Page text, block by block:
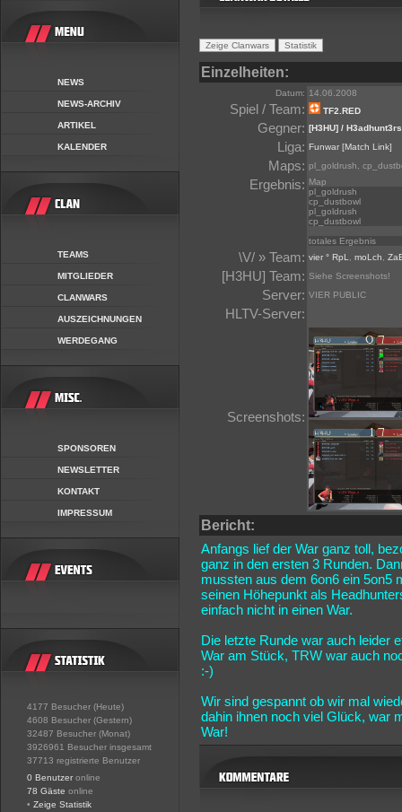
NEWS
NEWS-ARCHIV
ARTIKEL
KALENDER
TEAMS
MITGLIEDER
CLANWARS
AUSZEICHNUNGEN
WERDEGANG
SPONSOREN
NEWSLETTER
KONTAKT
IMPRESSUM
4177 Besucher (Heute)
4608 Besucher (Gestern)
32487 Besucher (Monat)
3926961 Besucher insgesamt
37713 registrierte Benutzer
0 Benutzer online
78 Gäste online
• Zeige Statistik
Einzelheiten:
Datum: 14.06.2008
Spiel / Team: TF2.RED
Gegner: [H3HU] / H3adhunt3rs
Liga: Funwar [Match Link]
Maps: pl_goldrush,
Ergebnis: Map
pl_goldrush
cp_dustbowl
pl_goldrush
cp_dustbowl
totales Ergebnis
\V/ » Team: vier ° RpL moLch
[H3HU] Team: Siehe Screenshots!
Server: VIER PUBLIC
HLTV-Server:
Screenshots:
Bericht:
Anfangs lief der War ganz toll,
ganz in den ersten 3 Runden.
mussten aus dem 6on6 ein 5on5
seinen Höhepunkt als
einfach nicht in einen War.
Die letzte Runde war auch leider
War am Stück, TRW war auch
:-)
Wir sind gespannt ob wir mal
dahin ihnen noch viel Glück, war
War!